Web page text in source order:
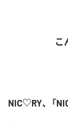
こ
NIC♡RY、「